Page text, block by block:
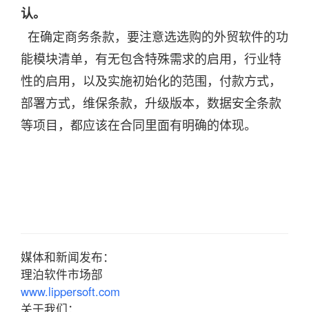
认。
在确定商务条款，要注意选选购的外贸软件的功
能模块清单，有无包含特殊需求的启用，行业特
性的启用，以及实施初始化的范围，付款方式，
部署方式，维保条款，升级版本，数据安全条款
等项目，都应该在合同里面有明确的体现。
媒体和新闻发布：
理泊软件市场部
www.lippersoft.com
关于我们：